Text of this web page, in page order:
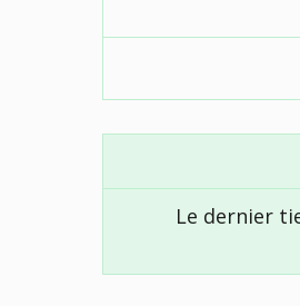
Le dernier